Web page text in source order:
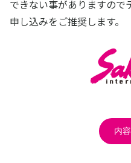
できない事がありますので
申し込みをご推奨します。
内